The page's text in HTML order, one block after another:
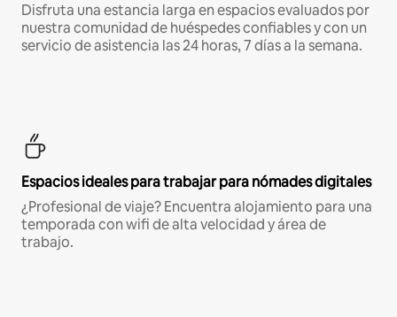
Disfruta una estancia larga en espacios evaluados por
nuestra comunidad de huéspedes confiables y con un
servicio de asistencia las 24 horas, 7 días a la semana.
Espacios ideales para trabajar para nómades digitales
¿Profesional de viaje? Encuentra alojamiento para una
temporada con wifi de alta velocidad y área de
trabajo.